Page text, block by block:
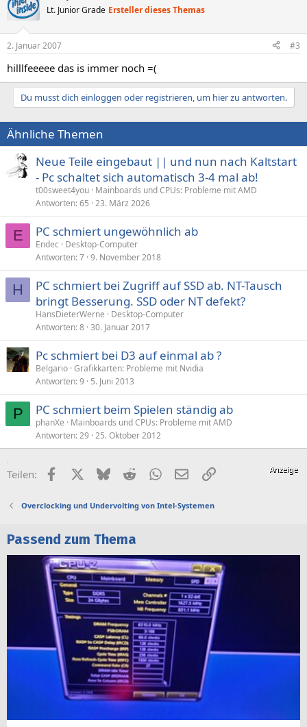
Lt. Junior Grade Ersteller dieses Themas
2. Januar 2007 #3
hilllfeeeee das is immer noch =(
Du musst dich einloggen oder registrieren, um hier zu antworten.
Ähnliche Themen
Neue Teile eingebaut || und nun nach Kaltstart
- Pc schaltet sich automatisch 3-4 mal ab!
t00sweet4you Mainboards und CPUs: Probleme mit AMD
Antworten 65 23. März 2026
E PC schmiert ungewöhnlich ab
Endec
Desktop-Computer
Antworten 7 9. November 2018
H
PC schmiert bei Zugriff auf SSD ab. NT-Tausch
bringt Besserung. SSD oder NT defekt?
HansDieterWerne
Desktop-Computer
Antworten 8 30. Januar 2017
Pc schmiert bei D3 auf einmal ab ?
Belgario Grafikkarten: Probleme mit Nvidia
Antworten 9 5. Juni 2013
P PC schmiert beim Spielen ständig ab
phanXe
Mainboards und CPUs: Probleme mit AMD
Antworten 29 25. Oktober 2012
Teilen: FacebookX (Twitter)
BlueskyRedditWhatsApp
E-MailLink
Overclocking und Undervolting von Intel-Systemen
Passend zum Thema